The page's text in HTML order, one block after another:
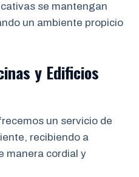
se mantengan
un ambiente propicio
y Edificios
un servicio de
recibiendo a
manera cordial y